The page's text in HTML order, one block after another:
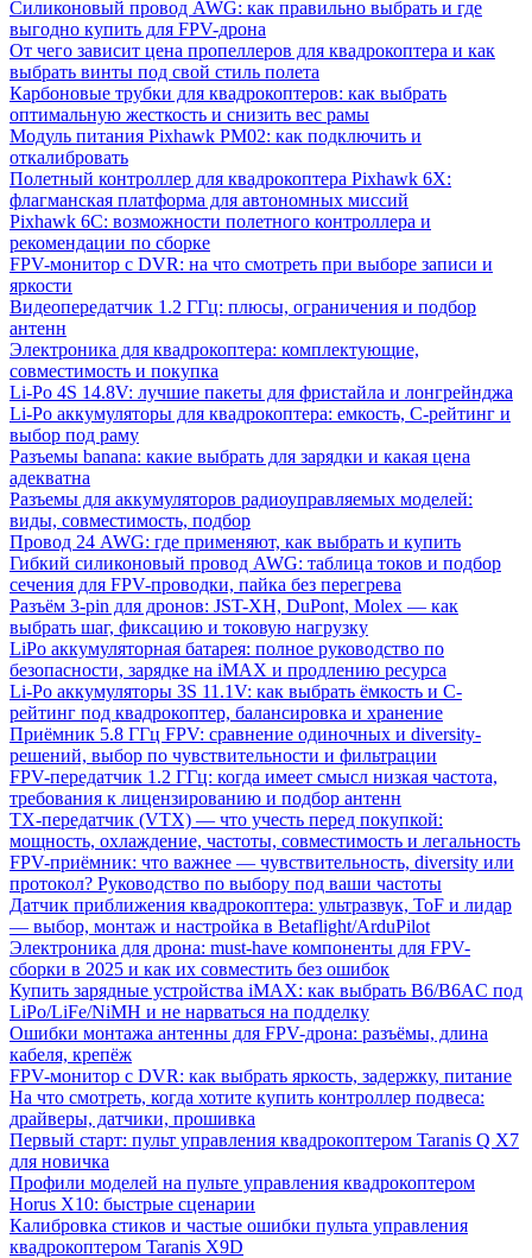
Силиконовый провод AWG: как правильно выбрать и где
выгодно купить для FPV-дрона
От чего зависит цена пропеллеров для квадрокоптера и как
выбрать винты под свой стиль полета
Карбоновые трубки для квадрокоптеров: как выбрать
оптимальную жесткость и снизить вес рамы
Модуль питания Pixhawk PM02: как подключить и
откалибровать
Полетный контроллер для квадрокоптера Pixhawk 6X:
флагманская платформа для автономных миссий
Pixhawk 6C: возможности полетного контроллера и
рекомендации по сборке
FPV-монитор с DVR: на что смотреть при выборе записи и
яркости
Видеопередатчик 1.2 ГГц: плюсы, ограничения и подбор
антенн
Электроника для квадрокоптера: комплектующие,
совместимость и покупка
Li-Po 4S 14.8V: лучшие пакеты для фристайла и лонгрейнджа
Li-Po аккумуляторы для квадрокоптера: емкость, C-рейтинг и
выбор под раму
Разъемы banana: какие выбрать для зарядки и какая цена
адекватна
Разъемы для аккумуляторов радиоуправляемых моделей:
виды, совместимость, подбор
Провод 24 AWG: где применяют, как выбрать и купить
Гибкий силиконовый провод AWG: таблица токов и подбор
сечения для FPV-проводки, пайка без перегрева
Разъём 3-pin для дронов: JST-XH, DuPont, Molex — как
выбрать шаг, фиксацию и токовую нагрузку
LiPo аккумуляторная батарея: полное руководство по
безопасности, зарядке на iMAX и продлению ресурса
Li-Po аккумуляторы 3S 11.1V: как выбрать ёмкость и C-
рейтинг под квадрокоптер, балансировка и хранение
Приёмник 5.8 ГГц FPV: сравнение одиночных и diversity-
решений, выбор по чувствительности и фильтрации
FPV-передатчик 1.2 ГГц: когда имеет смысл низкая частота,
требования к лицензированию и подбор антенн
TX-передатчик (VTX) — что учесть перед покупкой:
мощность, охлаждение, частоты, совместимость и легальность
FPV-приёмник: что важнее — чувствительность, diversity или
протокол? Руководство по выбору под ваши частоты
Датчик приближения квадрокоптера: ультразвук, ToF и лидар
— выбор, монтаж и настройка в Betaflight/ArduPilot
Электроника для дрона: must-have компоненты для FPV-
сборки в 2025 и как их совместить без ошибок
Купить зарядные устройства iMAX: как выбрать B6/B6AC под
LiPo/LiFe/NiMH и не нарваться на подделку
Ошибки монтажа антенны для FPV-дрона: разъёмы, длина
кабеля, крепёж
FPV-монитор с DVR: как выбрать яркость, задержку, питание
На что смотреть, когда хотите купить контроллер подвеса:
драйверы, датчики, прошивка
Первый старт: пульт управления квадрокоптером Taranis Q X7
для новичка
Профили моделей на пульте управления квадрокоптером
Horus X10: быстрые сценарии
Калибровка стиков и частые ошибки пульта управления
квадрокоптером Taranis X9D